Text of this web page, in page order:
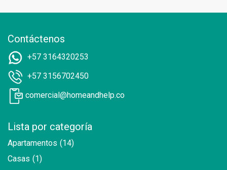
Contáctenos
+57 3164320253
+57 3156702450
comercial@homeandhelp.co
Lista por categoría
Apartamentos (14)
Casas (1)